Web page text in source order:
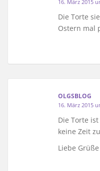
16. März 2015
Die Torte
Ostern mal
OLGSBLOG
16. März 2015
Die Torte
keine Zeit
Liebe